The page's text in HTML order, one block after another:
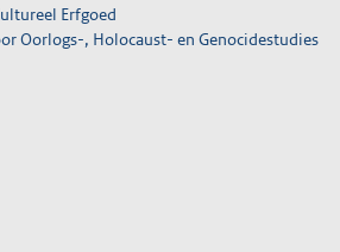
Erfgoed
Oorlogs-, Holocaust- en Genocidestudies